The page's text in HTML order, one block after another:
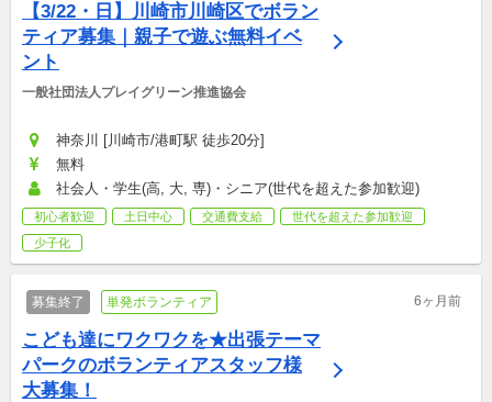
【3/22・日】川崎市川崎区でボラン
ティア募集｜親子で遊ぶ無料イベ
ント
一般社団法人プレイグリーン推進協会
神奈川 [川崎市/港町駅 徒歩20分]
無料
社会人・学生(高, 大, 専)・シニア(世代を超えた参加歓迎)
初心者歓迎 土日中心 交通費支給
世代を超えた参加歓迎
少子化
募集終了 単発ボランティア 6ヶ月前
こども達にワクワクを★出張テーマ
パークのボランティアスタッフ様
大募集！